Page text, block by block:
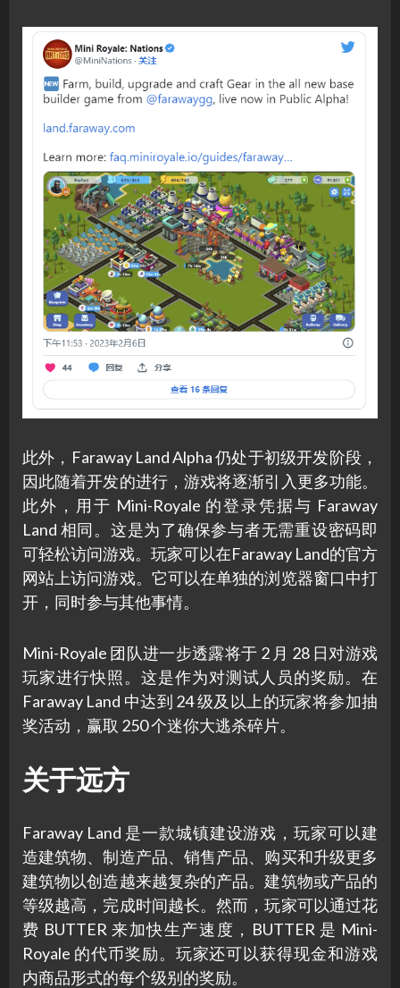
此外，Faraway Land Alpha 仍处于初级开发阶段，
因此随着开发的进行，游戏将逐渐引入更多功能。
此外，用于 Mini-Royale 的登录凭据与 Faraway
Land 相同。这是为了确保参与者无需重设密码即
可轻松访问游戏。玩家可以在Faraway Land的官方
网站上访问游戏。它可以在单独的浏览器窗口中打
开，同时参与其他事情。
Mini-Royale 团队进一步透露将于 2 月 28 日对游戏
玩家进行快照。这是作为对测试人员的奖励。在
Faraway Land 中达到 24 级及以上的玩家将参加抽
奖活动，赢取 250 个迷你大逃杀碎片。
关于远方
Faraway Land 是一款城镇建设游戏，玩家可以建
造建筑物、制造产品、销售产品、购买和升级更多
建筑物以创造越来越复杂的产品。建筑物或产品的
等级越高，完成时间越长。然而，玩家可以通过花
费 BUTTER 来加快生产速度，BUTTER 是 Mini-
Royale 的代币奖励。玩家还可以获得现金和游戏
内商品形式的每个级别的奖励。